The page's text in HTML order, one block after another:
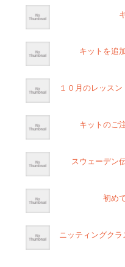
キットを追
１０月のレッスン
キットのご
スウェーデン
初め
ニッティングク